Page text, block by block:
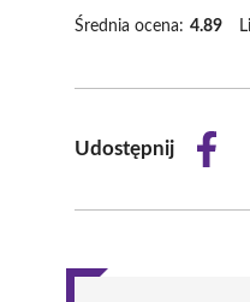
Średnia ocena: 4.89
Udostępnij
Share